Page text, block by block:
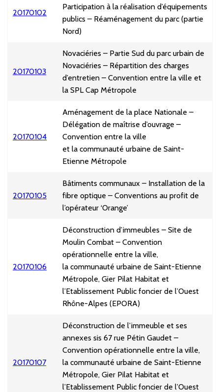
20170102
Participation à la réalisation d’équipements
publics – Réaménagement du parc (partie
Nord)
20170103
Novaciéries – Partie Sud du parc urbain de
Novaciéries – Répartition des charges
d’entretien – Convention entre la ville et
la SPL Cap Métropole
20170104
Aménagement de la place Nationale –
Délégation de maîtrise d’ouvrage –
Convention entre la ville
et la communauté urbaine de Saint-
Etienne Métropole
20170105
Bâtiments communaux – Installation de la
fibre optique – Conventions au profit de
l’opérateur ‘Orange’
20170106
Déconstruction d’immeubles – Site de
Moulin Combat – Convention
opérationnelle entre la ville,
la communauté urbaine de Saint-Etienne
Métropole, Gier Pilat Habitat et
l’Etablissement Public foncier de l’Ouest
Rhône-Alpes (EPORA)
20170107
Déconstruction de l’immeuble et ses
annexes sis 67 rue Pétin Gaudet –
Convention opérationnelle entre la ville,
la communauté urbaine de Saint-Etienne
Métropole, Gier Pilat Habitat et
l’Etablissement Public foncier de l’Ouest